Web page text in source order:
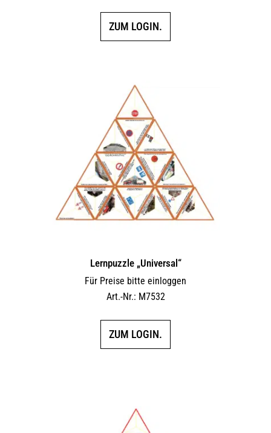
ZUM LOGIN.
Lernpuzzle „Universal“
Für Preise bitte einloggen
Art.-Nr.: M7532
ZUM LOGIN.